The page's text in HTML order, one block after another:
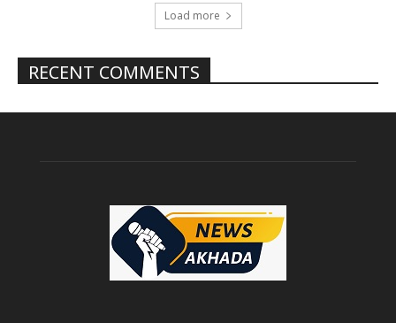
Load more
RECENT COMMENTS